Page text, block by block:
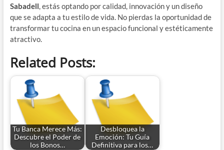
Sabadell, estás optando por calidad, innovación y un diseño
que se adapta a tu estilo de vida. No pierdas la oportunidad de
transformar tu cocina en un espacio funcional y estéticamente
atractivo.
Related Posts:
Tu Banca Merece Más:
Descubre el Poder de
los Bonos…
Desbloquea la
Emoción: Tu Guía
Definitiva para los…